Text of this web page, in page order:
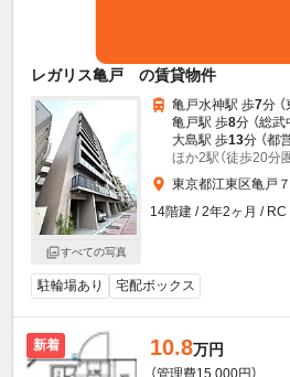
レガリス亀戸 の賃貸物件
すべての写真
亀戸水神駅 歩7分
亀戸駅 歩8分 （総
大島駅 歩13分 （都
ほか2駅（徒歩20分
東京都江東区亀戸
14階建 / 2年2ヶ月 / RC
駐輪場あり 宅配ボックス
新着 10.8万円